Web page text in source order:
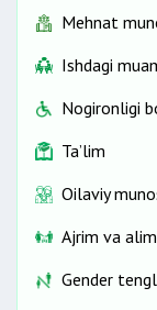
Mehnat
Ishdagi
Nogironligi
Ta’lim
Oilaviy
Ajrim va
Gender